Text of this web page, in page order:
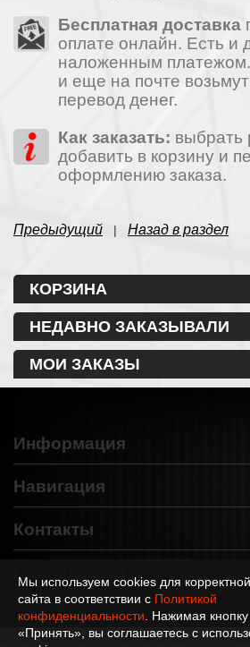
Бесплатная доставка
оплате онлайн. Есть и
наложенным платежом.
и еще на почте
перевод денег.
Как заказать: выбрать
добавить в корзину и
оформлению заказа.
Предыдущий | Назад в раздел
КОРЗИНА
НЕДАВНО ЗАКАЗЫВАЛИ
МОИ ЗАКАЗЫ
Информация
Навигация
Контакты
Подписаться
2012-2024 © Все права защищены.
Мы используем cookies для
сайта в соответствии с Политикой
конфиденциальности . Нажимая кнопку
«Принять», вы соглашаетесь с